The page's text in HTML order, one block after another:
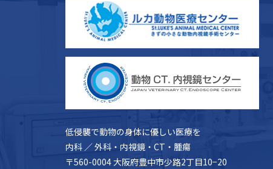
低侵襲で動物の身体に優しい医療を
内科 ／ 外科・内視鏡・CT・腫瘍
〒560-0004 大阪府豊中市少路2丁目10−20